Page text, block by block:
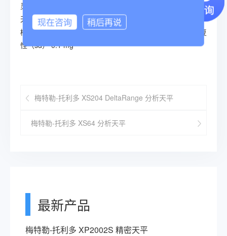
灵敏度稳定性 2 x 10^-6/a •Rnt
天平尺寸 263 x 453 x 322 (W x D x H)
梅特勒-托利多 XS205 DualRange 分析天平最大称量值重复
性（sd） 0.1 mg
梅特勒-托利多 XS204 DeltaRange 分析天平
梅特勒-托利多 XS64 分析天平
最新产品
梅特勒-托利多 XP2002S 精密天平
现在咨询 稍后再说